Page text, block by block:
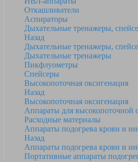
Откашливатели
Аспираторы
Дыхательные тренажеры,
Назад
Дыхательные тренажеры,
Дыхательные тренажеры
Пикфлуометры
Спейсеры
Высокопоточная оксигенация
Назад
Высокопоточная оксигенация
Аппараты для высокопоточной
Расходные материалы
Аппараты подогрева крови и
Назад
Аппараты подогрева крови и
Портативные аппараты